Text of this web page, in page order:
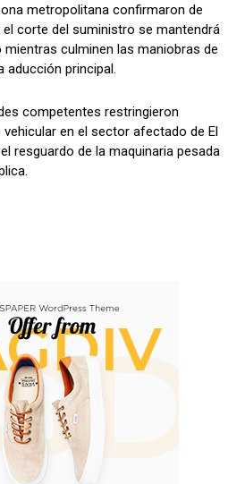
metropolitana confirmaron de
corte del suministro se mantendrá
culminen las maniobras de
aducción principal.
competentes restringieron
en el sector afectado de El
resguardo de la maquinaria pesada